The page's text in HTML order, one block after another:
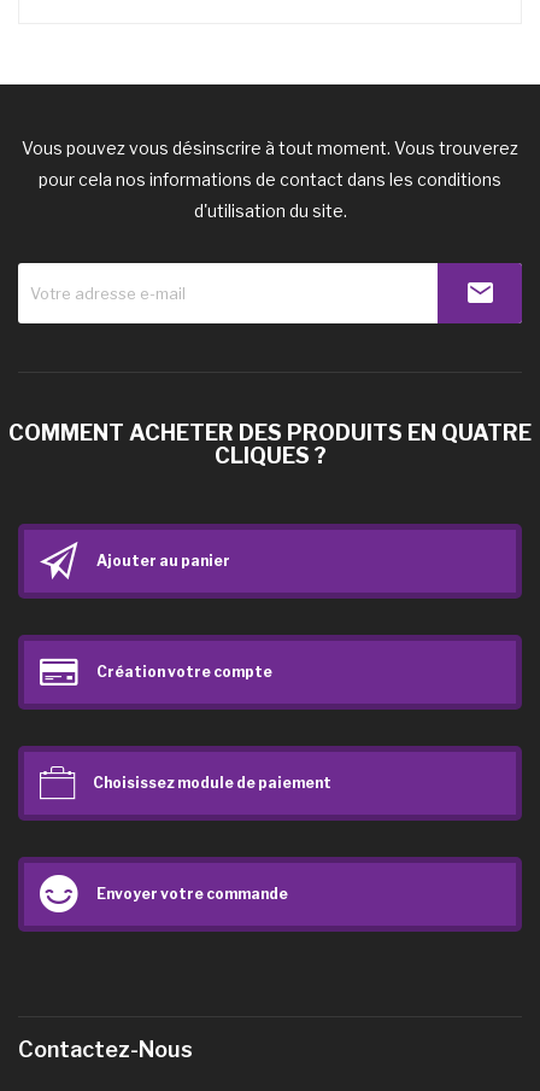
Vous pouvez vous désinscrire à tout moment. Vous trouverez
pour cela nos informations de contact dans les conditions
d'utilisation du site.
COMMENT ACHETER DES PRODUITS EN QUATRE
CLIQUES ?
Ajouter au panier
Création votre compte
Choisissez module de paiement
Envoyer votre commande
Contactez-Nous